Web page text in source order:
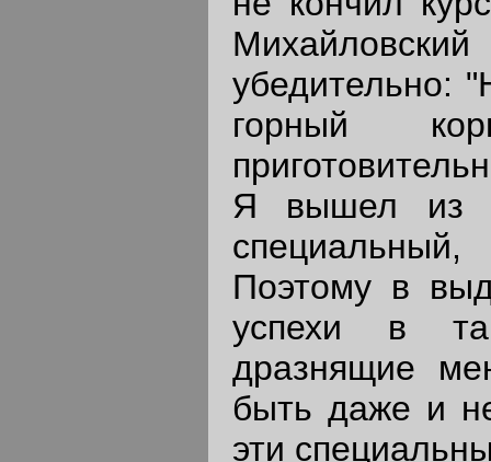
убедительно:
горный
Я вышел из
Поэтому в
успехи в
дразнящие
быть даже и
эти